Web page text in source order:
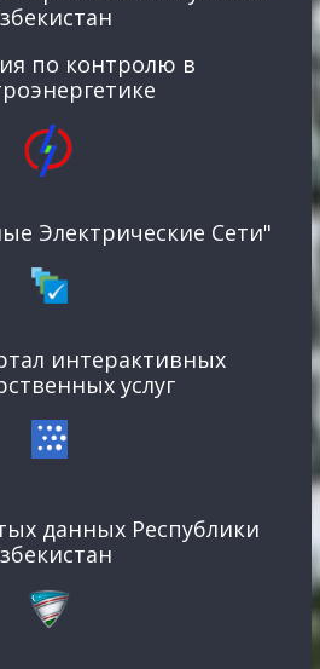
по контролю в
Электрические Сети"
интерактивных
услуг
данных Республики